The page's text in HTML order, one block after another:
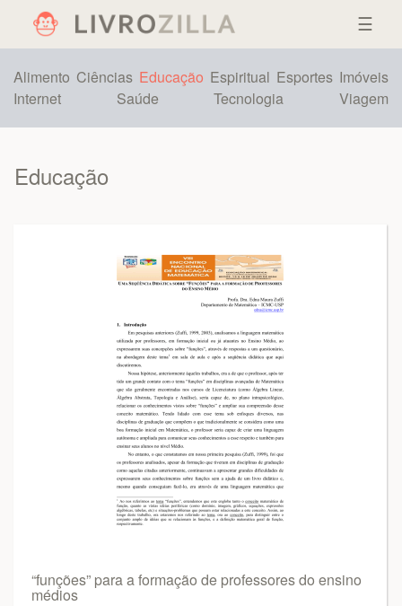
☰
Alimento Ciências Educação Espiritual Esportes Imóveis
Internet
Saúde Tecnologia Viagem
Educação
“funções” para a formação de professores do ensino
médios